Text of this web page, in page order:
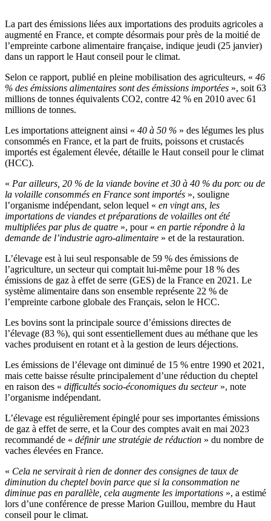
La part des émissions liées aux importations des produits agricoles a
augmenté en France, et compte désormais pour près de la moitié de
l’empreinte carbone alimentaire française, indique jeudi (25 janvier)
dans un rapport le Haut conseil pour le climat.
Selon ce rapport, publié en pleine mobilisation des agriculteurs, « 46
% des émissions alimentaires sont des émissions importées », soit 63
millions de tonnes équivalents CO2, contre 42 % en 2010 avec 61
millions de tonnes.
Les importations atteignent ainsi « 40 à 50 % » des légumes les plus
consommés en France, et la part de fruits, poissons et crustacés
importés est également élevée, détaille le Haut conseil pour le climat
(HCC).
« Par ailleurs, 20 % de la viande bovine et 30 à 40 % du porc ou de
la volaille consommés en France sont importés », souligne
l’organisme indépendant, selon lequel « en vingt ans, les
importations de viandes et préparations de volailles ont été
multipliées par plus de quatre », pour « en partie répondre à la
demande de l’industrie agro-alimentaire » et de la restauration.
L’élevage est à lui seul responsable de 59 % des émissions de
l’agriculture, un secteur qui comptait lui-même pour 18 % des
émissions de gaz à effet de serre (GES) de la France en 2021. Le
système alimentaire dans son ensemble représente 22 % de
l’empreinte carbone globale des Français, selon le HCC.
Les bovins sont la principale source d’émissions directes de
l’élevage (83 %), qui sont essentiellement dues au méthane que les
vaches produisent en rotant et à la gestion de leurs déjections.
Les émissions de l’élevage ont diminué de 15 % entre 1990 et 2021,
mais cette baisse résulte principalement d’une réduction du cheptel
en raison des « difficultés socio-économiques du secteur», note
l’organisme indépendant.
L’élevage est régulièrement épinglé pour ses importantes émissions
de gaz à effet de serre, et la Cour des comptes avait en mai 2023
recommandé de « définir une stratégie de réduction » du nombre de
vaches élevées en France.
« Cela ne servirait à rien de donner des consignes de taux de
diminution du cheptel bovin parce que si la consommation ne
diminue pas en parallèle, cela augmente les importations », a estimé
lors d’une conférence de presse Marion Guillou, membre du Haut
conseil pour le climat.